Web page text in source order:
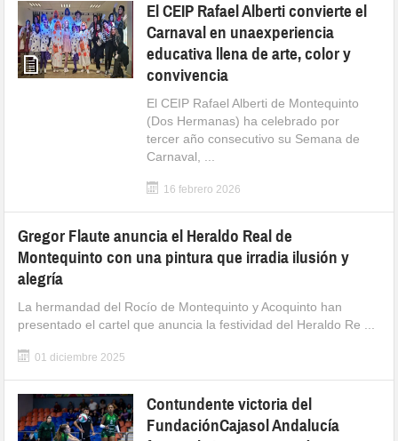
El CEIP Rafael Alberti convierte el
Carnaval en unaexperiencia
educativa llena de arte, color y
convivencia
El CEIP Rafael Alberti de Montequinto
(Dos Hermanas) ha celebrado por
tercer año consecutivo su Semana de
Carnaval, ...
16 febrero 2026
Gregor Flaute anuncia el Heraldo Real de
Montequinto con una pintura que irradia ilusión y
alegría
La hermandad del Rocío de Montequinto y Acoquinto han
presentado el cartel que anuncia la festividad del Heraldo Re ...
01 diciembre 2025
Contundente victoria del
FundaciónCajasol Andalucía